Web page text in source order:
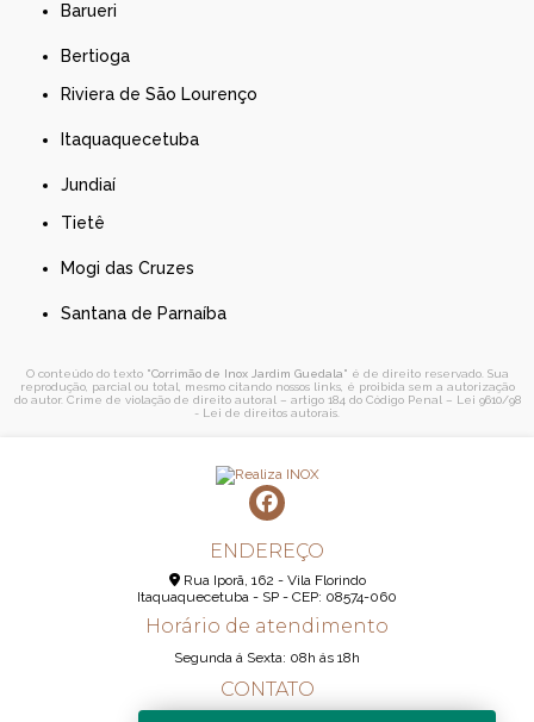
Barueri
Bertioga
Riviera de São Lourenço
Itaquaquecetuba
Jundiaí
Tietê
Mogi das Cruzes
Santana de Parnaíba
O conteúdo do texto "Corrimão de Inox Jardim Guedala" é de direito reservado. Sua
reprodução, parcial ou total, mesmo citando nossos links, é proibida sem a autorização
do autor. Crime de violação de direito autoral – artigo 184 do Código Penal – Lei 9610/98
- Lei de direitos autorais.
ENDEREÇO
Rua Iporã, 162 - Vila Florindo
Itaquaquecetuba - SP - CEP: 08574-060
Horário de atendimento
Segunda á Sexta: 08h ás 18h
CONTATO